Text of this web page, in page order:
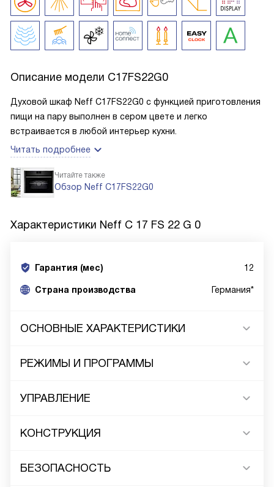
Описание модели C17FS22G0
Духовой шкаф Neff C17FS22G0 с функцией приготовления
пищи на пару выполнен в сером цвете и легко
встраивается в любой интерьер кухни.
Читать подробнее
Читайте также
Обзор Neff C17FS22G0
Характеристики Neff C 17 FS 22 G 0
Гарантия (мес) 12
Страна производства Германия*
ОСНОВНЫЕ ХАРАКТЕРИСТИКИ
РЕЖИМЫ И ПРОГРАММЫ
УПРАВЛЕНИЕ
КОНСТРУКЦИЯ
БЕЗОПАСНОСТЬ